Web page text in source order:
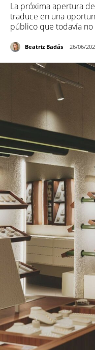
La próxima apertura
traduce en una
público que todavía
Beatriz Badás 26/06/